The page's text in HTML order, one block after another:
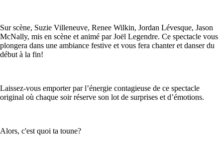
Sur scène, Suzie Villeneuve, Renee Wilkin, Jordan Lévesque, Jason
McNally, mis en scène et animé par Joël Legendre. Ce spectacle vous
plongera dans une ambiance festive et vous fera chanter et danser du
début à la fin!
Laissez-vous emporter par l’énergie contagieuse de ce spectacle
original où chaque soir réserve son lot de surprises et d’émotions.
Alors, c'est quoi ta toune?